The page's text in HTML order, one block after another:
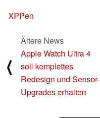
XPPen
⟨
Ältere News
Apple Watch Ultra 4
soll komplettes
Redesign und Sensor-
Upgrades erhalten